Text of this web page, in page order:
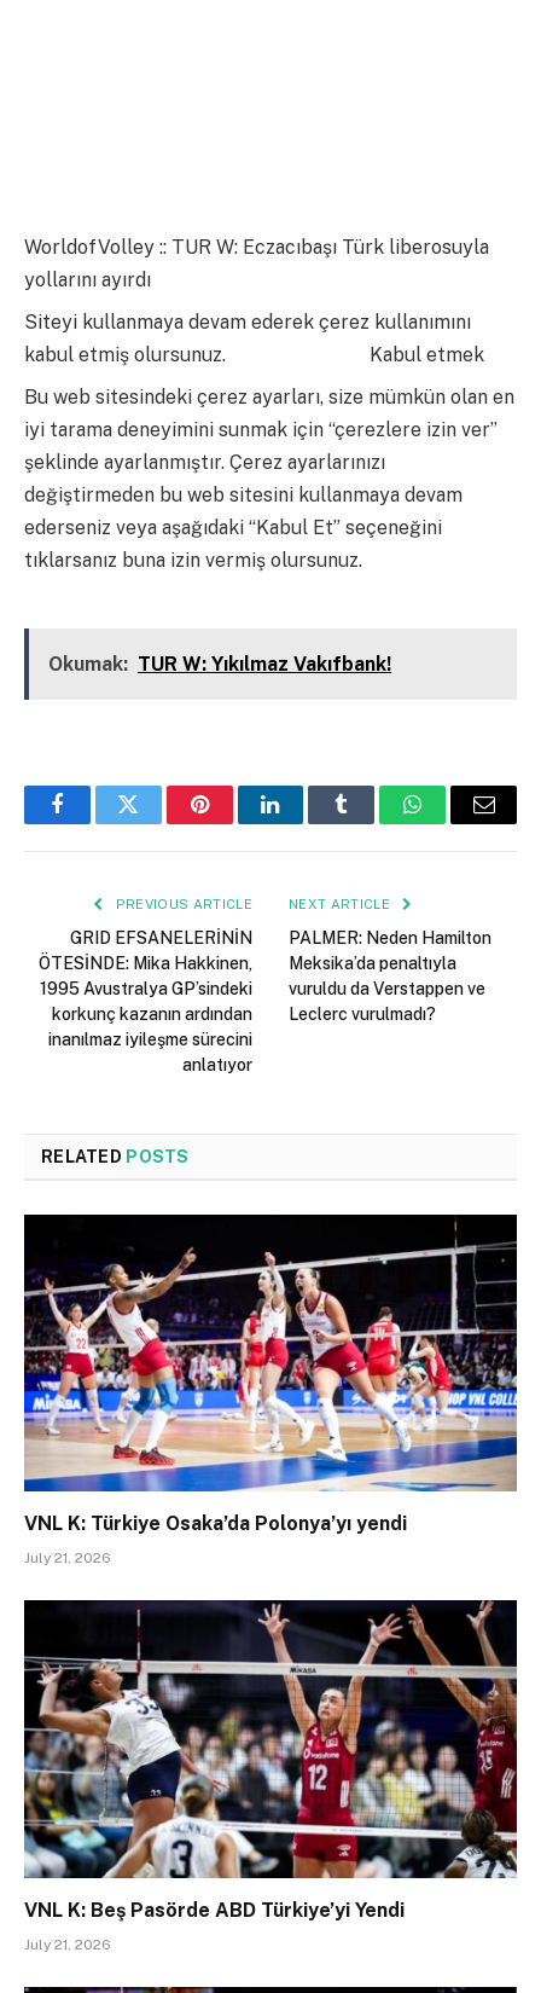
WorldofVolley :: TUR W: Eczacıbaşı Türk liberosuyla
yollarını ayırdı
Siteyi kullanmaya devam ederek çerez kullanımını
kabul etmiş olursunuz.
Kabul etmek
Bu web sitesindeki çerez ayarları, size mümkün olan en
iyi tarama deneyimini sunmak için “çerezlere izin ver”
şeklinde ayarlanmıştır. Çerez ayarlarınızı
değiştirmeden bu web sitesini kullanmaya devam
ederseniz veya aşağıdaki “Kabul Et” seçeneğini
tıklarsanız buna izin vermiş olursunuz.
Okumak: TUR W: Yıkılmaz Vakıfbank!
FacebookTwitter PinterestLinkedInTumblr WhatsAppEmail
PREVIOUS ARTICLE
GRID EFSANELERİNİN
ÖTESİNDE: Mika Hakkinen,
1995 Avustralya GP’sindeki
korkunç kazanın ardından
inanılmaz iyileşme sürecini
anlatıyor
NEXT ARTICLE
PALMER: Neden Hamilton
Meksika’da penaltıyla
vuruldu da Verstappen ve
Leclerc vurulmadı?
RELATED POSTS
VNL K: Türkiye Osaka’da Polonya’yı yendi
July 21, 2026
VNL K: Beş Pasörde ABD Türkiye’yi Yendi
July 21, 2026